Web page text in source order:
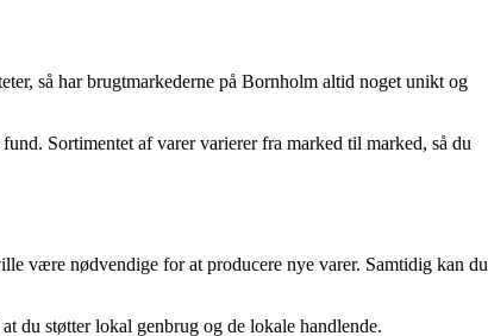
så har brugtmarkederne på Bornholm altid noget unikt og
Sortimentet af varer varierer fra marked til marked, så du
være nødvendige for at producere nye varer. Samtidig kan du
du støtter lokal genbrug og de lokale handlende.